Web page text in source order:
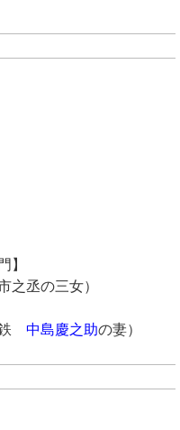
】
丞の三女）
中島慶之助の妻）